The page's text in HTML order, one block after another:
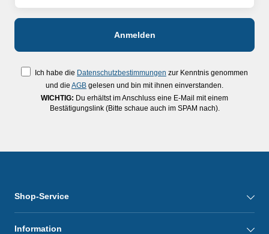
Ich habe die Datenschutzbestimmungen zur Kenntnis genommen
und die AGB gelesen und bin mit ihnen einverstanden.
WICHTIG: Du erhältst im Anschluss eine E-Mail mit einem
Bestätigungslink (Bitte schaue auch im SPAM nach).
Shop-Service
Information